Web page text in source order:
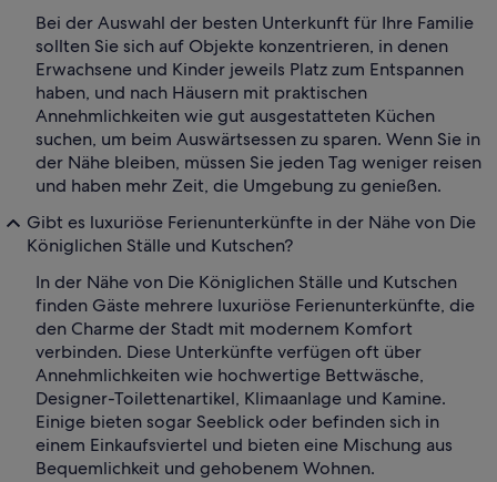
Bei der Auswahl der besten Unterkunft für Ihre Familie
sollten Sie sich auf Objekte konzentrieren, in denen
Erwachsene und Kinder jeweils Platz zum Entspannen
haben, und nach Häusern mit praktischen
Annehmlichkeiten wie gut ausgestatteten Küchen
suchen, um beim Auswärtsessen zu sparen. Wenn Sie in
der Nähe bleiben, müssen Sie jeden Tag weniger reisen
und haben mehr Zeit, die Umgebung zu genießen.
Gibt es luxuriöse Ferienunterkünfte in der Nähe von Die
Königlichen Ställe und Kutschen?
In der Nähe von Die Königlichen Ställe und Kutschen
finden Gäste mehrere luxuriöse Ferienunterkünfte, die
den Charme der Stadt mit modernem Komfort
verbinden. Diese Unterkünfte verfügen oft über
Annehmlichkeiten wie hochwertige Bettwäsche,
Designer-Toilettenartikel, Klimaanlage und Kamine.
Einige bieten sogar Seeblick oder befinden sich in
einem Einkaufsviertel und bieten eine Mischung aus
Bequemlichkeit und gehobenem Wohnen.